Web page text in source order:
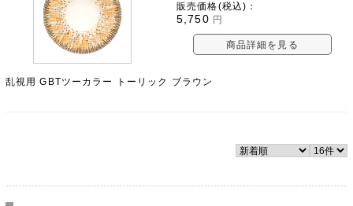
販売価格(税込)：
5,750 円
商品詳細を見る
乱視用 GBTツーカラー トーリック ブラウン